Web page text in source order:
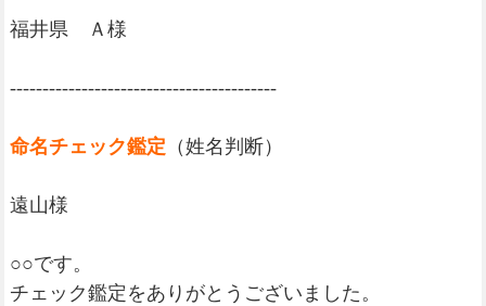
福井県 Ａ様
-----------------------------------------
命名チェック鑑定 （姓名判断）
遠山様
○○です。
チェック鑑定をありがとうございました。